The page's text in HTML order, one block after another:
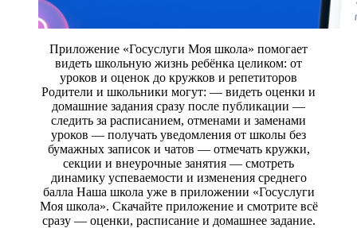
Приложение «Госуслуги Моя школа» помогает
видеть школьную жизнь ребёнка целиком: от
уроков и оценок до кружков и репетиторов
Родители и школьники могут: — видеть оценки и
домашние задания сразу после публикации —
следить за расписанием, отменами и заменами
уроков — получать уведомления от школы без
бумажных записок и чатов — отмечать кружки,
секции и внеурочные занятия — смотреть
динамику успеваемости и изменения среднего
балла Наша школа уже в приложении «Госуслуги
Моя школа». Скачайте приложение и смотрите всё
сразу — оценки, расписание и домашнее задание.